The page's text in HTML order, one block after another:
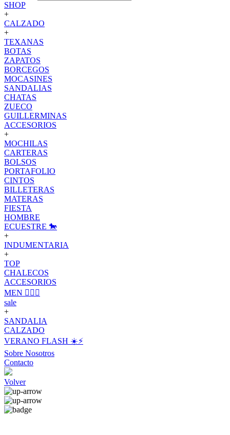
SHOP
+
CALZADO
+
TEXANAS
BOTAS
ZAPATOS
BORCEGOS
MOCASINES
SANDALIAS
CHATAS
ZUECO
GUILLERMINAS
ACCESORIOS
+
MOCHILAS
CARTERAS
BOLSOS
PORTAFOLIO
CINTOS
BILLETERAS
MATERAS
FIESTA
HOMBRE
ECUESTRE 🐎
+
INDUMENTARIA
+
TOP
CHALECOS
ACCESORIOS
MEN 🙋🏽‍♂️
sale
+
SANDALIA
CALZADO
VERANO FLASH ☀️⚡️
Sobre Nosotros
Contacto
Volver